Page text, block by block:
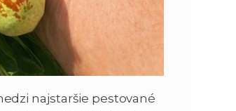
najstaršie pestované